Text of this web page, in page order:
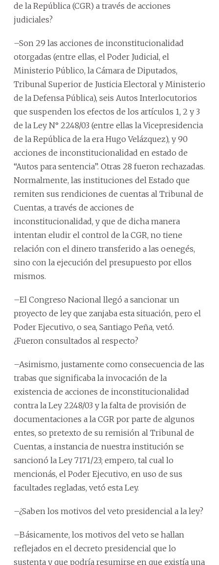
de la República (CGR) a través de acciones
judiciales?
–Son 29 las acciones de inconstitucionalidad
otorgadas (entre ellas, el Poder Judicial, el
Ministerio Público, la Cámara de Diputados,
Tribunal Superior de Justicia Electoral y Ministerio
de la Defensa Pública), seis Autos Interlocutorios
que suspenden los efectos de los artículos 1, 2 y 3
de la Ley N° 2248/03 (entre ellas la Vicepresidencia
de la República de la era Hugo Velázquez), y 90
acciones de inconstitucionalidad en estado de
“Autos para sentencia”. Otras 28 fueron rechazadas.
Normalmente, las instituciones del Estado que
remiten sus rendiciones de cuentas al Tribunal de
Cuentas, a través de acciones de
inconstitucionalidad, y que de dicha manera
intentan eludir el control de la CGR, no tiene
relación con el dinero transferido a las oenegés,
sino con la ejecución del presupuesto por ellos
mismos.
–El Congreso Nacional llegó a sancionar un
proyecto de ley que zanjaba esta situación, pero el
Poder Ejecutivo, o sea, Santiago Peña, vetó.
¿Fueron consultados al respecto?
–Asimismo, justamente como consecuencia de las
trabas que significaba la invocación de la
existencia de acciones de inconstitucionalidad
contra la Ley 2248/03 y la falta de provisión de
documentaciones a la CGR por parte de algunos
entes, so pretexto de su remisión al Tribunal de
Cuentas, a instancia de nuestra institución se
sancionó la Ley 7171/23; empero, tal cual lo
mencionás, el Poder Ejecutivo, en uso de sus
facultades regladas, vetó esta Ley.
–¿Saben los motivos del veto presidencial a la ley?
–Básicamente, los motivos del veto se hallan
reflejados en el decreto presidencial que lo
sustenta y que podría resumirse en que existía una